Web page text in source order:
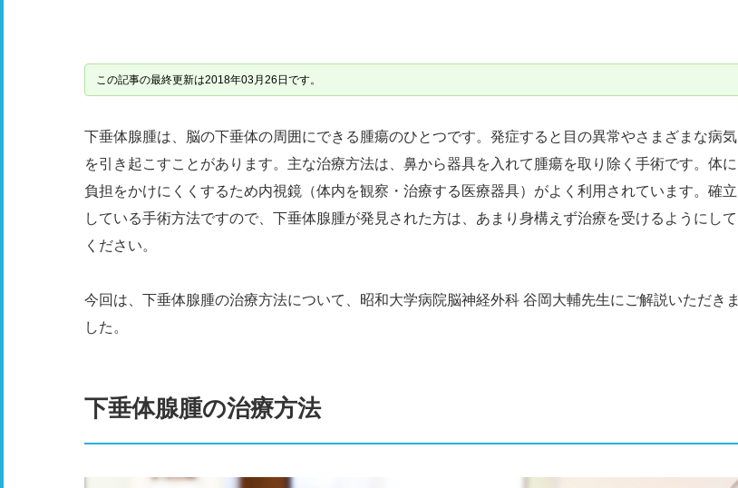
この記事の最終更新は2018年03月26日です。
下垂体腺腫は、脳の下垂体の周囲にできる腫瘍のひとつです。発症すると目の異常やさまざまな病気
を引き起こすことがあります。主な治療方法は、鼻から器具を入れて腫瘍を取り除く手術です。体に
負担をかけにくくするため内視鏡（体内を観察・治療する医療器具）がよく利用されています。確立
している手術方法ですので、下垂体腺腫が発見された方は、あまり身構えず治療を受けるようにして
ください。
今回は、下垂体腺腫の治療方法について、昭和大学病院脳神経外科 谷岡大輔先生にご解説いただきま
した。
下垂体腺腫の治療方法